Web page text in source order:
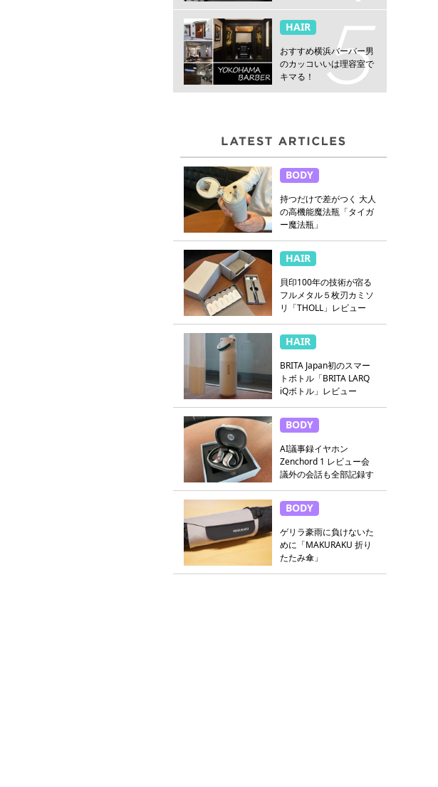
HAIR
おすすめ横浜バーバー男
のカッコいいは理容室で
キマる！
BODY
持つだけで差がつく 大人
の高機能魔法瓶「タイガ
ー魔法瓶」
HAIR
貝印100年の技術が宿る
フルメタル５枚刃カミソ
リ「THOLL」レビュー
HAIR
BRITA Japan初のスマー
トボトル「BRITA LARQ
iQボトル」レビュー
BODY
AI議事録イヤホン
Zenchord 1 レビュー会
議外の会話も全部記録す
BODY
ゲリラ豪雨に負けないた
めに「MAKURAKU 折り
たたみ傘」